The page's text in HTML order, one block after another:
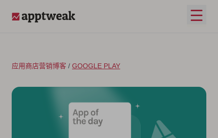
打开
应用商店营销博客 / GOOGLE PLAY